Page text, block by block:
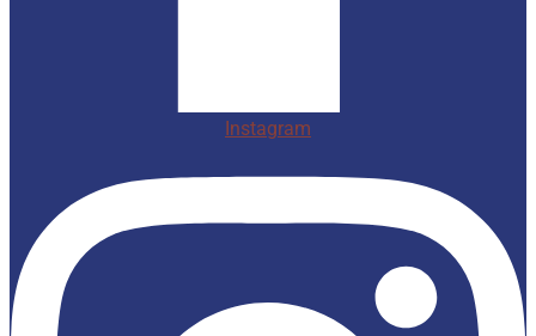
Instagram